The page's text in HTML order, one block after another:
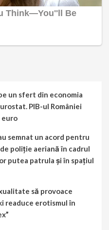
un sfert din economia
PIB-ul României
euro
semnat un acord pentru
poliție aeriană în cadrul
putea patrula și în spațiul
să provoace
readuce erotismul în